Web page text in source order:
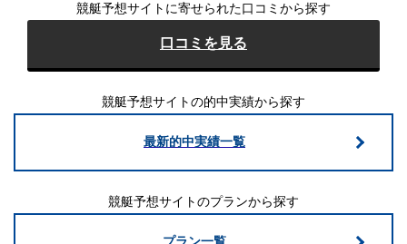
競艇予想サイトに寄せられた口コミから探す
口コミを見る
競艇予想サイトの的中実績から探す
最新的中実績一覧
競艇予想サイトのプランから探す